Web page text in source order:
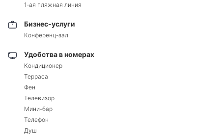
1-ая пляжная линия
Бизнес-услуги
Конференц-зал
Удобства в номерах
Кондиционер
Терраса
Фен
Телевизор
Мини-бар
Телефон
Душ